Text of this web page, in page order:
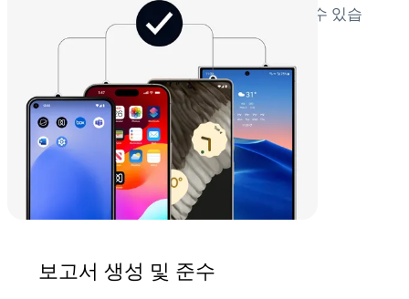
택하여 위치 기반 정책 및 제한을 적용할 수 있습
니다.
보고서 생성 및 준수